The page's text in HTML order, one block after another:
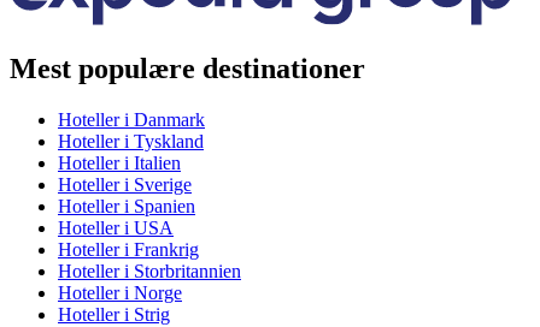
Mest populære destinationer
Hoteller i Danmark
Hoteller i Tyskland
Hoteller i Italien
Hoteller i Sverige
Hoteller i Spanien
Hoteller i USA
Hoteller i Frankrig
Hoteller i Storbritannien
Hoteller i Norge
Hoteller i Strig